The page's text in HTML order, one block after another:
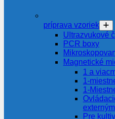
príprava vzoriek
Ultrazvukové
PCR boxy
Magnetické
1 a
1-
1-
Pre